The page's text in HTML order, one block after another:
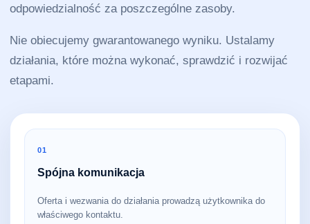
odpowiedzialność za poszczególne zasoby.
Nie obiecujemy gwarantowanego wyniku. Ustalamy
działania, które można wykonać, sprawdzić i rozwijać
etapami.
01
Spójna komunikacja
Oferta i wezwania do działania prowadzą użytkownika do
właściwego kontaktu.